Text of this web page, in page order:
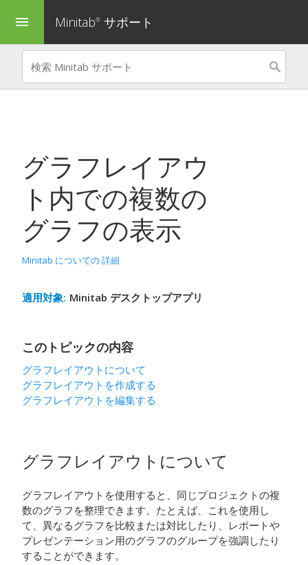
menu Minitab® サポート
グラフレイアウ
ト内での複数の
グラフの表示
Minitab についての 詳細
適用対象: Minitab デスクトップアプリ
このトピックの内容
グラフレイアウトについて
グラフレイアウトを作成する
グラフレイアウトを編集する
グラフレイアウトについて
グラフレイアウトを使用すると、同じプロジェクトの複
数のグラフを整理できます。たとえば、これを使用し
て、異なるグラフを比較または対比したり、レポートや
プレゼンテーション用のグラフのグループを強調したり
することができます。